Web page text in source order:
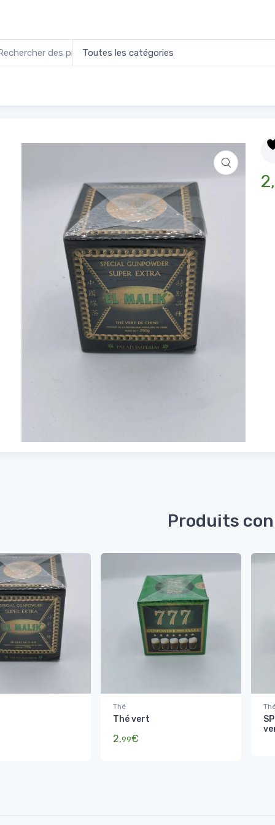
2,
Produits
Thé
Thé vert
2,99€